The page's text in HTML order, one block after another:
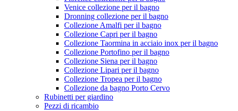
Venice collezione per il bagno
Dronning collezione per il bagno
Collezione Amalfi per il bagno
Collezione Capri per il bagno
Collezione Taormina in acciaio inox per il bagno
Collezione Portofino per il bagno
Collezione Siena per il bagno
Collezione Lipari per il bagno
Collezione Tropea per il bagno
Collezione da bagno Porto Cervo
Rubinetti per giardino
Pezzi di ricambio